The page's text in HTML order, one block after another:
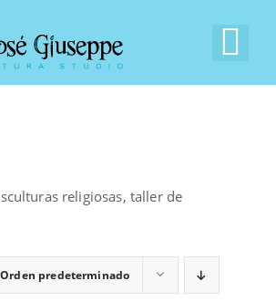
religiosas, taller de
Orden predeterminado